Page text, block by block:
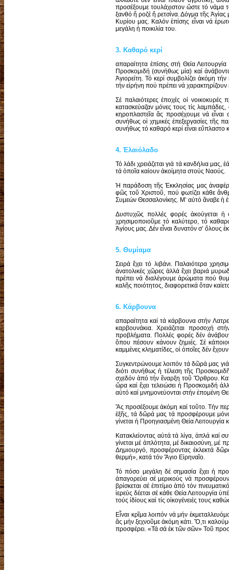
προσέξουμε τουλάχιστον ὥστε τό νάμα
ξανθό ἤ ροζέ ἤ ρετσίνα. Δόγμα τῆς Ἁγίας
Κυρίου μας. Καλόν ἐπίσης εἶναι νά
μεγάλη ἡ ποικιλία του.
3. Καθαρό κερί
απαραίτητα ἐπίσης στή Θεία
Προσκομιδή (συνήθως μία) καί
Ἁγιορείτη. Τό κερί συμβολίζει ἀκόμη
τήν εἰρήνη πού πρέπει νά χαρακτηρίζουν
Σέ παλαιότερες ἐποχές οἱ νοικοκυρές
κατασκεύαζαν μόνες τους τίς
κηροπλαστεῖα ἄς προσέχουμε νά εἶναι
συνήθως οἱ χημικές ἐπεξεργασίες τῆς
συνήθως τό καθαρό κερί εἶναι εὔπλαστο
4. Ἐλαιόλαδο
Τό λάδι χρειάζεται γιά τά κανδήλια μας,
τά ὁποῖα καίουν ἀκοίμητα στούς Ναούς.
Ἡ παράδοση τῆς Ἐκκλησίας μας
φῶς τοῦ Χριστοῦ, πού φωτίζει κάθε
Συμεών Θεσ­σαλονίκης. Μ’ αὐτό ἄναβε ἡ
Δυστυχῶς πολλές φορές ἀκούγεται ἡ
χρησιμοποιοῦμε τό καλύτερο, τό
Ἁγίους μας. Δέν εἶναι δυνατόν σ’
5. Θυμίαμα
Σειρά ἔχει τό λιβάνι. Παλαιότερα
ἀνατολικές χῶρες ἀλλά ἔχει βαριά
πρέπει νά διαλέγουμε ἀρώματα πού
καλῆς ποιότητος, διαφορετικά ὅταν
6. Κάρβουνα
απαραίτητα καί τά κάρβουνα στήν
καρβουνάκια. Χρειάζεται προσοχή
προβλήματα. Πολλές φορές δέν
ὅπου πέσουν κάνουν ζημιές. Σέ
καμμένες κληματίδες, οἱ ὁποῖες δέν
Συγκεντρώνουμε λοιπόν τά δῶρά μας
διότι συνήθως ἡ τέλεση τῆς
σχεδόν ἀπό τήν ἔναρξη τοῦ Ὄρθρου.
ὥρα καί ἔχει τελειώσει ἡ Προσκομιδή
αὐτό καί μνημονεύονται στήν ἑπομένη
Ἄς προσέξουμε ἀκόμη καί τοῦτο. Τήν
ἑξῆς, τά δῶρά μας τά προσφέρουμε μόνον
γίνεται ἡ Προηγιασμένη Θεία
Κατακλείοντας αὐτά τά λίγα, ἁπλά καί
γίνεται μέ ἁπλότητα, μέ δικαιοσύνη, μέ
Δημιουργό, προσφέροντας ἐκλεκτά
θερμή», κατά τόν Ἅγιο Εἰρηναῖο.
Τό πόσο μεγάλη δέ σημασία ἔχει ἡ
ἀπαγορεύει σέ μερικούς νά
βρίσκεται σέ ἐπιτίμιο ἀπό τόν
ἱερεύς δέεται σέ κάθε Θεία Λειτουργία
τούς ἰδίους καί τίς οἰκογένειές τους
Εἶναι κρῖμα λοιπόν νά μήν
ἄς μήν ξεχνοῦμε ἀκόμη κάτι. Ὅ,τι
προσφέρει. «Τά σά ἐκ τῶν σῶν» Τοῦ